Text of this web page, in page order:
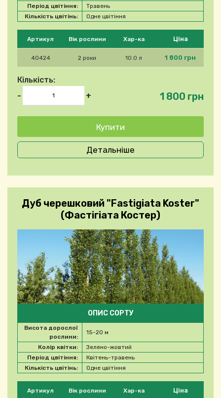
Будь ласка, виберіть продукт
Артикул Вік рослини Хар-ка Ціна
40424 2 роки 10.0 л 1 800 грн
Кількість:
-
+ 1 800 грн
Період цвітіння:
Травень
Кількість цвітінь:
Одне цвітіння
Детальніше
Дуб черешковий "Fastigiata Koster"
(Фастігіата Костер)
Будь ласка, виберіть продукт
Артикул Вік рослини Хар-ка Ціна
ОПИС СОРТУ
Висота дорослої
рослини:
15-20 м
Колір квітки:
Зелено-жовтий
Період цвітіння:
Квітень-травень
Кількість цвітінь:
Одне цвітіння